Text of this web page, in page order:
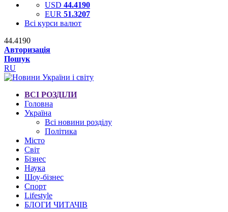
USD 44.4190
EUR 51.3207
Всі курси валют
44.4190
Авторизація
Пошук
RU
ВСІ РОЗДІЛИ
Головна
Україна
Всі новини розділу
Політика
Місто
Світ
Бізнес
Наука
Шоу-бізнес
Спорт
Lifestyle
БЛОГИ ЧИТАЧІВ